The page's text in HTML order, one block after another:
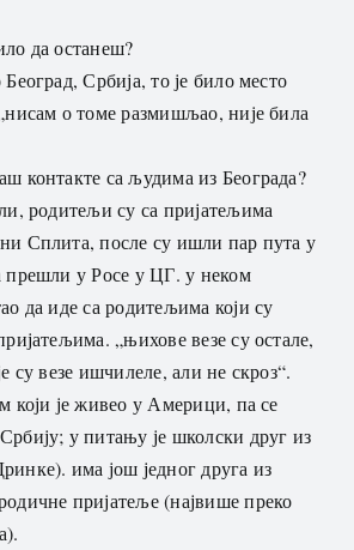
да останеш?
Србија, то је било место
о томе размишљао, није била
контакте са људима из Београда?
родитељи су са пријатељима
Сплита, после су ишли пар пута у
прешли у Росе у ЦГ. у неком
да иде са родитељима који су
„њихове везе су остале,
су везе ишчилеле, али не скроз“.
који је живео у Америци, па се
у питању је школски друг из
има још једног друга из
пријатеље (највише преко